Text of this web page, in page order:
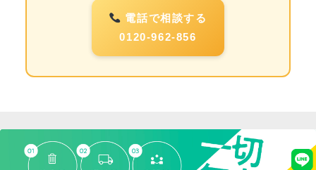
電話で相談する
0120-962-856